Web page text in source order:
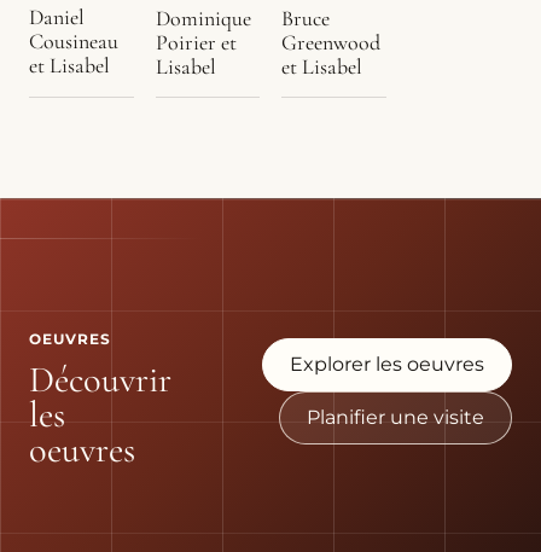
Daniel
Cousineau
et Lisabel
Dominique
Poirier et
Lisabel
Bruce
Greenwood
et Lisabel
OEUVRES
Découvrir
les
oeuvres
Explorer les oeuvres
Planifier une visite